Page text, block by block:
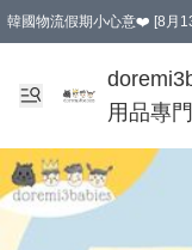
韓國物流假期小心意❤️ [8月
新會員首張訂單滿$600即享
用品專